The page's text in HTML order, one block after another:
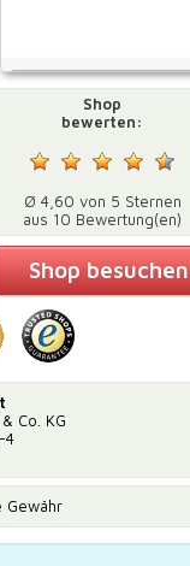
Shop
bewerten:
Ø 4,60 von 5 Sternen
aus 10 Bewertung(en)
Shop besuchen
Co. KG
4
Gewähr